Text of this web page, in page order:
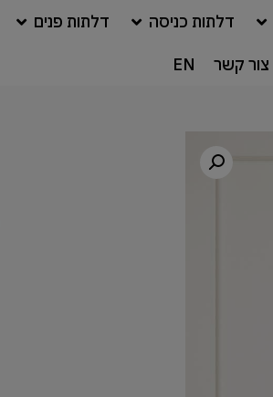
דלתות כניסה דלתות פנים
צור קשר EN